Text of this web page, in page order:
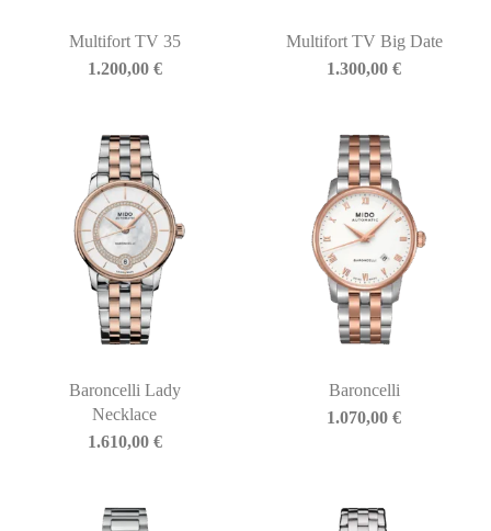
Multifort TV 35
1.200,00 €
Multifort TV Big Date
1.300,00€
Baroncelli Lady
Necklace
1.610,00 €
Baroncelli
1.070,00€